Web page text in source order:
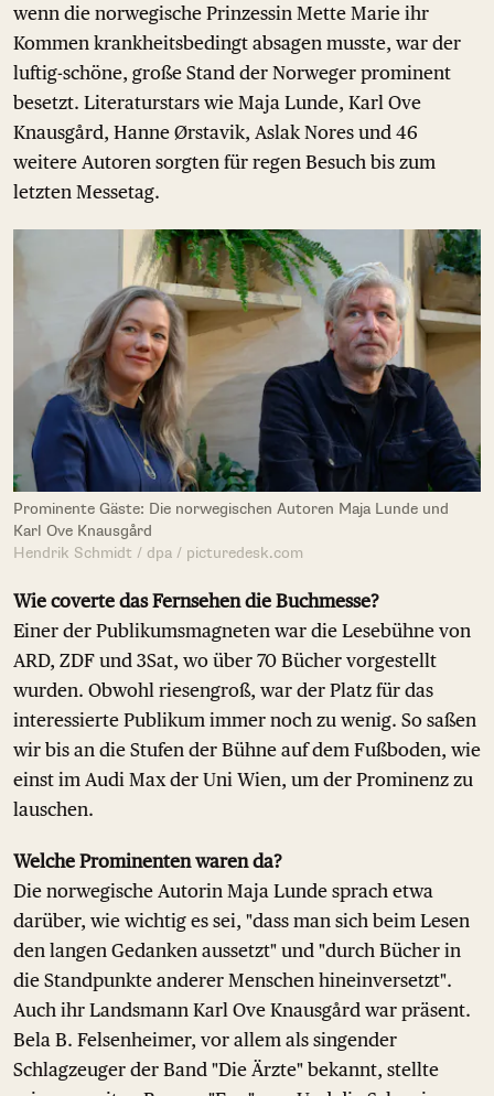
wenn die norwegische Prinzessin Mette Marie ihr
Kommen krankheitsbedingt absagen musste, war der
luftig-schöne, große Stand der Norweger prominent
besetzt. Literaturstars wie Maja Lunde, Karl Ove
Knausgård, Hanne Ørstavik, Aslak Nores und 46
weitere Autoren sorgten für regen Besuch bis zum
letzten Messetag.
Prominente Gäste: Die norwegischen Autoren Maja Lunde und
Karl Ove Knausgård
Hendrik Schmidt / dpa / picturedesk.com
Wie coverte das Fernsehen die Buchmesse?
Einer der Publikumsmagneten war die Lesebühne von
ARD, ZDF und 3Sat, wo über 70 Bücher vorgestellt
wurden. Obwohl riesengroß, war der Platz für das
interessierte Publikum immer noch zu wenig. So saßen
wir bis an die Stufen der Bühne auf dem Fußboden, wie
einst im Audi Max der Uni Wien, um der Prominenz zu
lauschen.
Welche Prominenten waren da?
Die norwegische Autorin Maja Lunde sprach etwa
darüber, wie wichtig es sei, "dass man sich beim Lesen
den langen Gedanken aussetzt" und "durch Bücher in
die Standpunkte anderer Menschen hineinversetzt".
Auch ihr Landsmann Karl Ove Knausgård war präsent.
Bela B. Felsenheimer, vor allem als singender
Schlagzeuger der Band "Die Ärzte" bekannt, stellte